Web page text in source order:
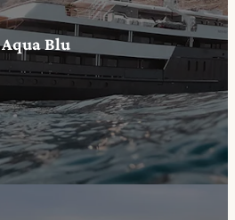
Aqua Blu